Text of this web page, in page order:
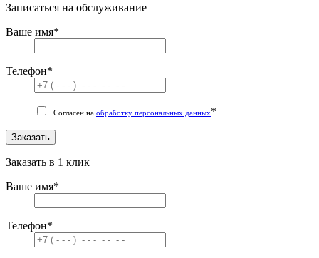
Записаться на обслуживание
Ваше имя*
Телефон*
Согласен на обработку персональных данных*
Заказать
Заказать в 1 клик
Ваше имя*
Телефон*